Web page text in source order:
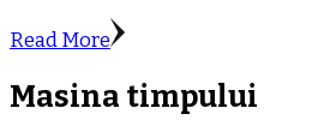
Read More
Masina timpului